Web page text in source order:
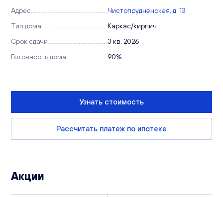
Адрес
Чистопрудненская, д. 13
Тип дома
Каркас/кирпич
Срок сдачи
3 кв. 2026
Готовность дома
90%
Узнать стоимость
Рассчитать платеж по ипотеке
Акции